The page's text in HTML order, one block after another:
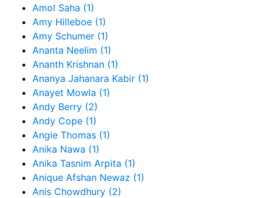
Amol Saha (1)
Amy Hilleboe (1)
Amy Schumer (1)
Ananta Neelim (1)
Ananth Krishnan (1)
Ananya Jahanara Kabir (1)
Anayet Mowla (1)
Andy Berry (2)
Andy Cope (1)
Angie Thomas (1)
Anika Nawa (1)
Anika Tasnim Arpita (1)
Anique Afshan Newaz (1)
Anis Chowdhury (2)